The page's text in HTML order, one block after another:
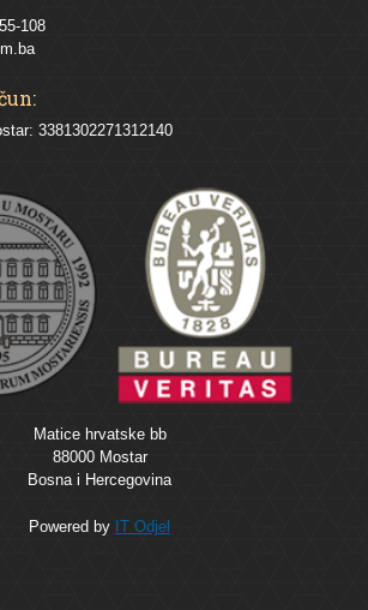
108
3381302271312140
Matice hrvatske bb
88000 Mostar
Bosna i Hercegovina
Powered by IT Odjel